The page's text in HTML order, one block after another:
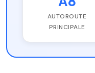
AUTOROUTE
PRINCIPALE